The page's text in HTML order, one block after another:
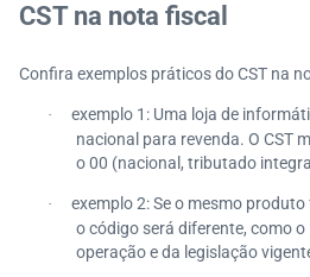
CST na nota fiscal
Confira exemplos práticos do CST na
·
exemplo 1: Uma loja de
nacional para revenda. O CST
o 00 (nacional, tributado
·
exemplo 2: Se o mesmo
o código será diferente, como
operação e da legislação